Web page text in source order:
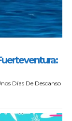
Días De Descanso